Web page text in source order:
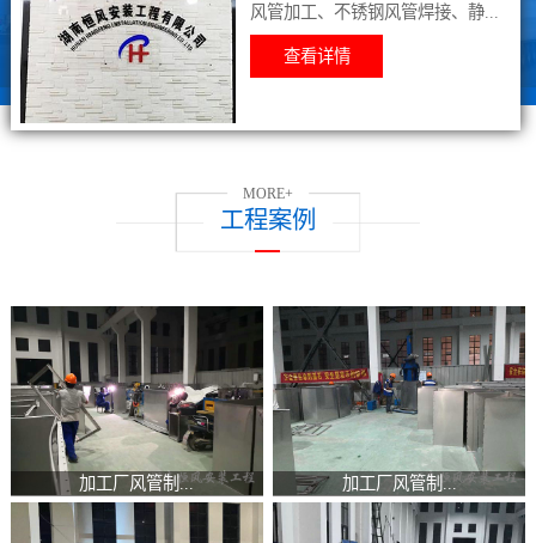
风管加工、不锈钢风管焊接、静...
查看详情
MORE+
工程案例
加工厂风管制... 加工厂风管制...